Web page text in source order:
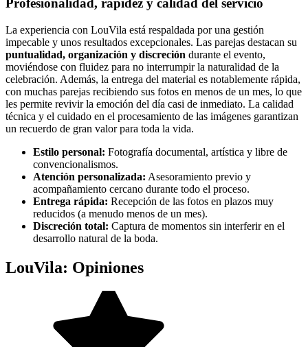
Profesionalidad, rapidez y calidad del servicio
La experiencia con LouVila está respaldada por una gestión
impecable y unos resultados excepcionales. Las parejas destacan su
puntualidad, organización y discreción durante el evento,
moviéndose con fluidez para no interrumpir la naturalidad de la
celebración. Además, la entrega del material es notablemente rápida,
con muchas parejas recibiendo sus fotos en menos de un mes, lo que
les permite revivir la emoción del día casi de inmediato. La calidad
técnica y el cuidado en el procesamiento de las imágenes garantizan
un recuerdo de gran valor para toda la vida.
Estilo personal: Fotografía documental, artística y libre de
convencionalismos.
Atención personalizada: Asesoramiento previo y
acompañamiento cercano durante todo el proceso.
Entrega rápida: Recepción de las fotos en plazos muy
reducidos (a menudo menos de un mes).
Discreción total: Captura de momentos sin interferir en el
desarrollo natural de la boda.
LouVila: Opiniones